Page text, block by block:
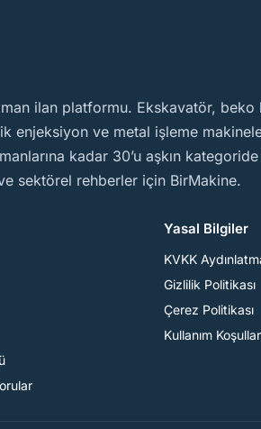
ilan platformu. Ekskavatör,
enjeksiyon ve metal işleme
kadar 30’u aşkın
sektörel rehberler için BirMakine.
Yasal Bilgiler
KVKK
Gizlilik Politikası
Çerez Politikası
Kullanım